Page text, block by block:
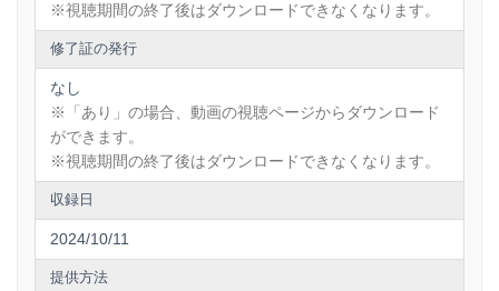
※視聴期間の終了後はダウンロードできなくなります。
修了証の発行
なし
※「あり」の場合、動画の視聴ページからダウンロード
ができます。
※視聴期間の終了後はダウンロードできなくなります。
収録日
2024/10/11
提供方法